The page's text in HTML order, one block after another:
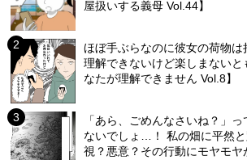
屋扱いする義母 Vol.44】
ほぼ手ぶらなのに彼女の荷物
理解できないけど楽しまないと
なたが理解できません Vol.8】
「あら、ごめんなさいね？」
ないでしょ…！ 私の畑に平然
視？悪意？その行動にモヤモヤ